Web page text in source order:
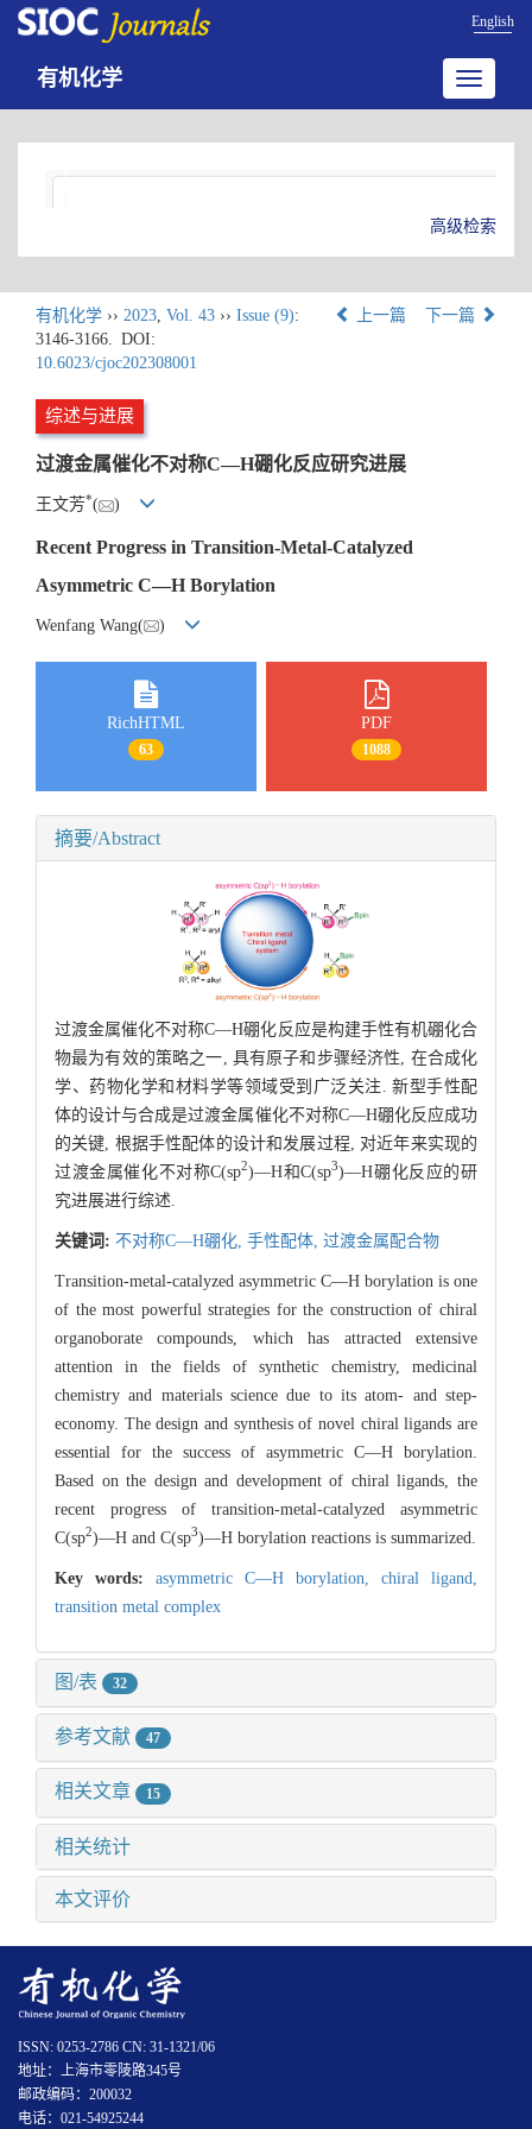
English
Toggle
有机化学
高级检索
有机化学 ›› 2023, Vol. 43 ›› Issue (9):
3146-3166. DOI:
10.6023/cjoc202308001
上一篇 下一篇
综述与进展
过渡金属催化不对称C—H硼化反应研究进展
王文芳*( )
Recent Progress in Transition-Metal-Catalyzed
Asymmetric C—H Borylation
Wenfang Wang( )
RichHTML
63
PDF
1088
摘要/Abstract
过渡金属催化不对称C—H硼化反应是构建手性有机硼化合
物最为有效的策略之一, 具有原子和步骤经济性, 在合成化
学、药物化学和材料学等领域受到广泛关注. 新型手性配
体的设计与合成是过渡金属催化不对称C—H硼化反应成功
的关键, 根据手性配体的设计和发展过程, 对近年来实现的
过渡金属催化不对称C(sp2)—H和C(sp3)—H硼化反应的研
究进展进行综述.
关键词: 不对称C—H硼化, 手性配体, 过渡金属配合物
Transition-metal-catalyzed asymmetric C—H borylation is one
of the most powerful strategies for the construction of chiral
organoborate compounds, which has attracted extensive
attention in the fields of synthetic chemistry, medicinal
chemistry and materials science due to its atom- and step-
economy. The design and synthesis of novel chiral ligands are
essential for the success of asymmetric C—H borylation.
Based on the design and development of chiral ligands, the
recent progress of transition-metal-catalyzed asymmetric
C(sp2)—H and C(sp3)—H borylation reactions is summarized.
Key words: asymmetric C—H borylation, chiral ligand,
transition metal complex
图/表 32
参考文献 47
相关文章 15
相关统计
本文评价
ISSN: 0253-2786 CN: 31-1321/06
地址：上海市零陵路345号
邮政编码：200032
电话：021-54925244